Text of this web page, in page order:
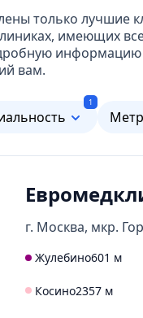
только лучшие
имеющих
информацию
вам.
1
г. Москва, мкр.
Жулебино601 м
Косино2357 м